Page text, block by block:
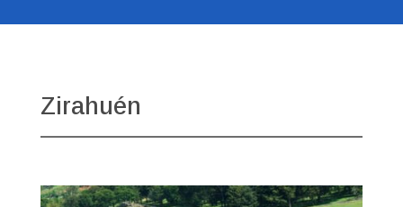
Zirahuén